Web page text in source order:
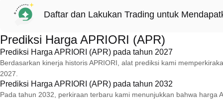
Daftar dan Lakukan Trading untuk
Prediksi Harga APRIORI (APR)
Prediksi Harga APRIORI (APR) pada tahun 2027
Berdasarkan kinerja historis APRIORI, alat prediksi kami
2027.
Prediksi Harga APRIORI (APR) pada tahun 2032
Pada tahun 2032, perkiraan terbaru kami menunjukkan bahwa harga